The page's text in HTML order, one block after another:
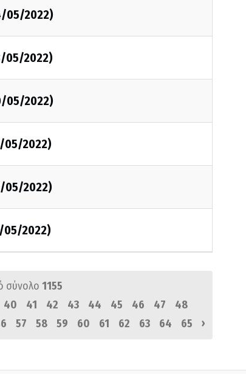
05/2022)
05/2022)
05/2022)
05/2022)
05/2022)
05/2022)
σύνολο 1155
40 41 42 43 44 45 46 47
48
57 58 59 60 61 62 63 64 65 ›